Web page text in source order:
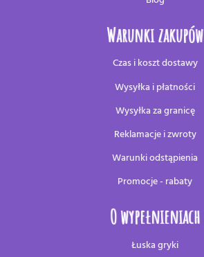
Warunki zakupów
Czas i koszt dostawy
Wysyłka i płatności
Wysyłka za granicę
Reklamacje i zwroty
Warunki odstąpienia
Promocje - rabaty
O wypełnieniach
Łuska gryki